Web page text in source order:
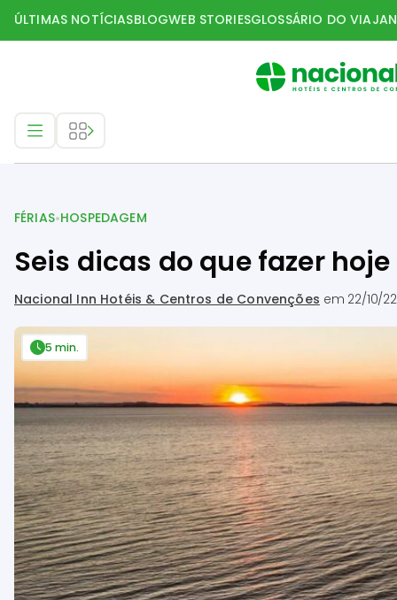
ÚLTIMAS NOTÍCIASBLOGWEB STORIESGLOSSÁRIO DO
FÉRIAS•HOSPEDAGEM
Seis dicas do que fazer
Nacional Inn Hotéis & Centros de Convenções em 22/10/
5 min.